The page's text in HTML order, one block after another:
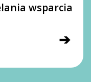
wsparcia
➔